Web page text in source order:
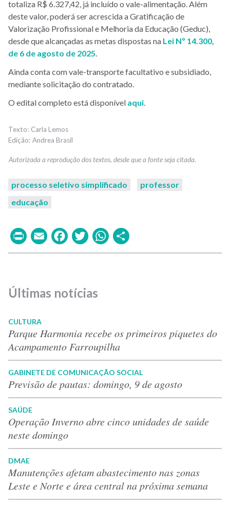
totaliza R$ 6.327,42, já incluído o vale-alimentação. Além
deste valor, poderá ser acrescida a Gratificação de
Valorização Profissional e Melhoria da Educação (Geduc),
desde que alcançadas as metas dispostas na Lei Nº 14.300,
de 6 de agosto de 2025
Ainda conta com vale-transporte facultativo e subsidiado,
mediante solicitação do contratado.
O edital completo está disponível aqui
Carla Lemos
Andrea Brasil
processo seletivo simplificado
professor
educação
PrintEmailFacebook
TwitterWhatsApp
Últimas notícias
CULTURA
Parque Harmonia recebe os primeiros piquetes do
Acampamento Farroupilha
GABINETE DE COMUNICAÇÃO SOCIAL
Previsão de pautas: domingo, 9 de agosto
SAÚDE
Operação Inverno abre cinco unidades de saúde
neste domingo
DMAE
Manutenções afetam abastecimento nas zonas
Leste e Norte e área central na próxima semana